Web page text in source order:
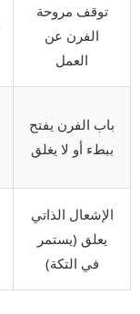
توقف مروحة
الفرن عن
العمل
باب الفرن يفتح
ببطء أو لا يغلق
الإشعال الذاتي
يعلق (يستمر
في التكة)